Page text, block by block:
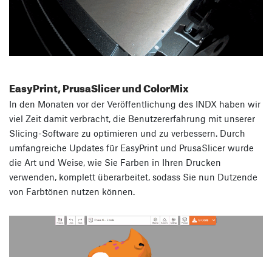
EasyPrint, PrusaSlicer und ColorMix
In den Monaten vor der Veröffentlichung des INDX haben wir
viel Zeit damit verbracht, die Benutzererfahrung mit unserer
Slicing-Software zu optimieren und zu verbessern. Durch
umfangreiche Updates für EasyPrint und PrusaSlicer wurde
die Art und Weise, wie Sie Farben in Ihren Drucken
verwenden, komplett überarbeitet, sodass Sie nun Dutzende
von Farbtönen nutzen können.